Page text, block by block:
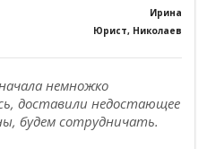
Ирина
Юрист, Николаев
немножко
доставили недостающее
будем сотрудничать.